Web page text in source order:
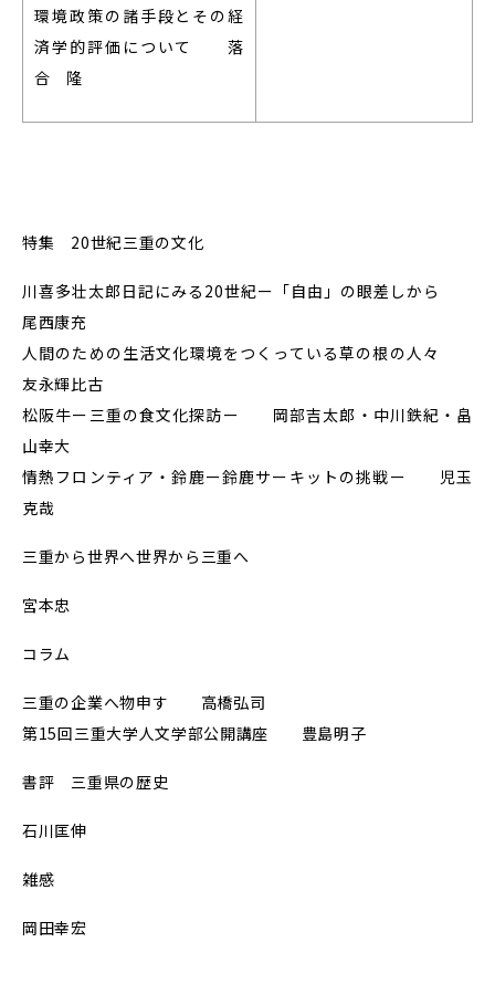
環境政策の諸手段とその経
済学的評価について 落
合 隆
特集 20世紀三重の文化
川喜多壮太郎日記にみる20世紀ー「自由」の眼差しから
尾西康充
人間のための生活文化環境をつくっている草の根の人々
友永輝比古
松阪牛ー三重の食文化探訪ー 岡部吉太郎・中川鉄紀・畠
山幸大
情熱フロンティア・鈴鹿ー鈴鹿サーキットの挑戦ー 児玉
克哉
三重から世界へ世界から三重へ
宮本忠
コラム
三重の企業へ物申す 高橋弘司
第15回三重大学人文学部公開講座 豊島明子
書評 三重県の歴史
石川匡伸
雑感
岡田幸宏